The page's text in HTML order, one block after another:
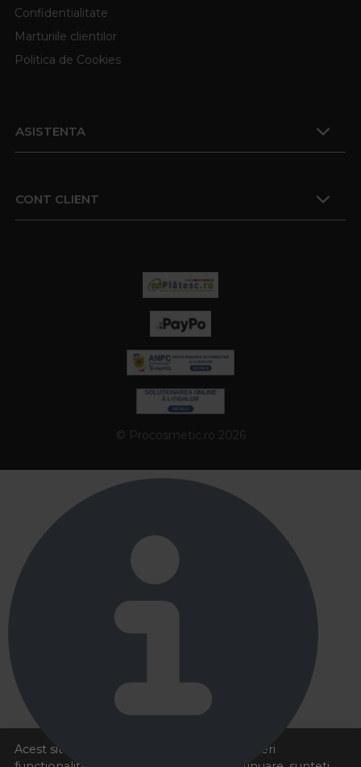
Acest site foloseste cookies pentru a va oferi
Confidentialitate
Marturiile clientilor
Politica de Cookies
ASISTENTA
CONT CLIENT
© Procosmetic.ro 2026